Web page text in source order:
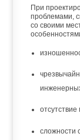
При
проблемами,
со своими
сложности